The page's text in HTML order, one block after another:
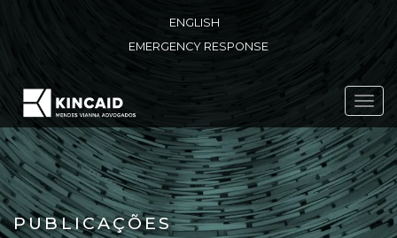
ENGLISH
EMERGENCY RESPONSE
PUBLICAÇÕES